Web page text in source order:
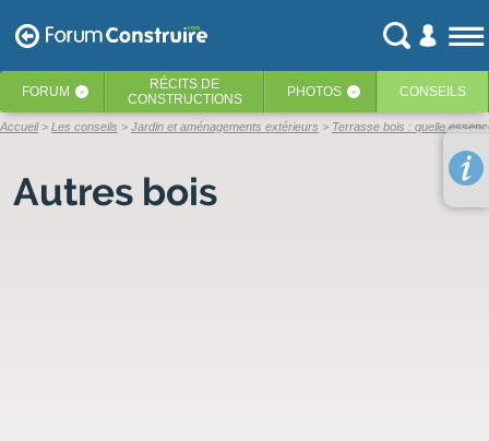
FORUM ‹ RÉCITS DE
CONSTRUCTIONS
PHOTOS ‹ CONSEILS
Accueil Les conseils Jardin et aménagements extérieurs Terrasse bois : quelle
Autres bois